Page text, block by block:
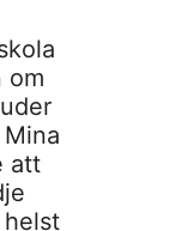
om
att